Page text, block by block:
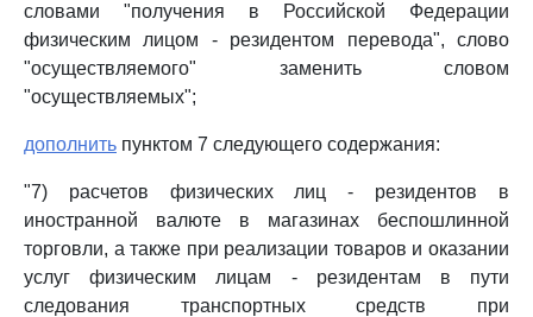
словами "получения в Российской Федерации
физическим лицом - резидентом перевода", слово
"осуществляемого" заменить словом
"осуществляемых";
дополнить пунктом 7 следующего содержания:
"7) расчетов физических лиц - резидентов в
иностранной валюте в магазинах беспошлинной
торговли, а также при реализации товаров и оказании
услуг физическим лицам - резидентам в пути
следования транспортных средств при